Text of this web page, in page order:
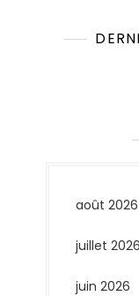
août 2026
juillet 2026
juin 2026